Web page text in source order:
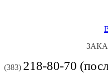
(383) 218-80-70